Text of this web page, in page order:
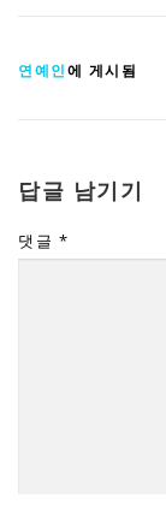
연예인에 게시됨
답글 남기기
댓글 *